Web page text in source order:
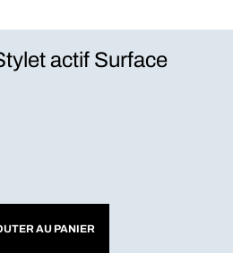
actif Surface
AU PANIER